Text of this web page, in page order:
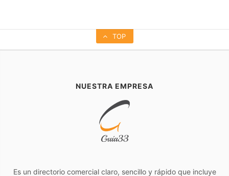
TOP
NUESTRA EMPRESA
Es un directorio comercial claro, sencillo y rápido que incluye